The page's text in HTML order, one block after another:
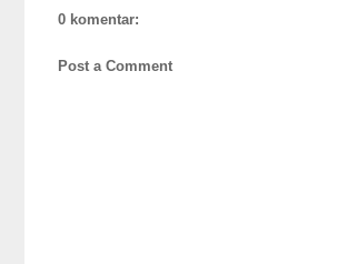
0 komentar:
Post a Comment